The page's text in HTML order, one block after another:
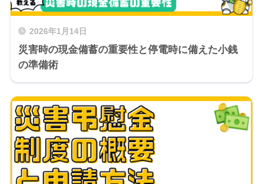
2026年1月14日
災害時の現金備蓄の重要性と停電時に備えた小銭
の準備術